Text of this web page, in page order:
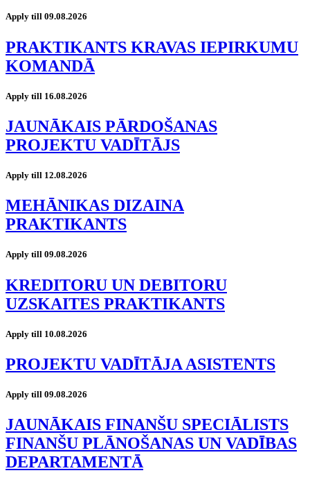
Apply till 09.08.2026
PRAKTIKANTS KRAVAS IEPIRKUMU
KOMANDĀ
Apply till 16.08.2026
JAUNĀKAIS PĀRDOŠANAS
PROJEKTU VADĪTĀJS
Apply till 12.08.2026
MEHĀNIKAS DIZAINA
PRAKTIKANTS
Apply till 09.08.2026
KREDITORU UN DEBITORU
UZSKAITES PRAKTIKANTS
Apply till 10.08.2026
PROJEKTU VADĪTĀJA ASISTENTS
Apply till 09.08.2026
JAUNĀKAIS FINANŠU SPECIĀLISTS
FINANŠU PLĀNOŠANAS UN VADĪBAS
DEPARTAMENTĀ